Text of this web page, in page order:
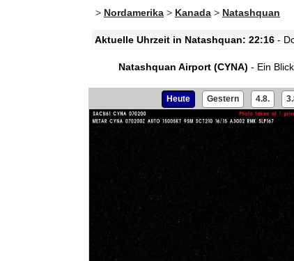
> Nordamerika > Kanada > Natashquan
Aktuelle Uhrzeit in Natashquan: 22:16 -
Natashquan Airport (CYNA) - Ein
Heute Gestern 4.8.